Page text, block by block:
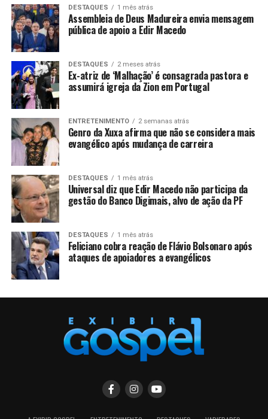
DESTAQUES 1 mês atrás
Assembleia de Deus Madureira envia mensagem
pública de apoio a Edir Macedo
DESTAQUES 2 meses atrás
Ex-atriz de ‘Malhação’ é consagrada pastora e
assumirá igreja da Zion em Portugal
ENTRETENIMENTO 2 semanas atrás
Genro da Xuxa afirma que não se considera mais
evangélico após mudança de carreira
DESTAQUES 1 mês atrás
Universal diz que Edir Macedo não participa da
gestão do Banco Digimais, alvo de ação da PF
DESTAQUES 1 mês atrás
Feliciano cobra reação de Flávio Bolsonaro após
ataques de apoiadores a evangélicos